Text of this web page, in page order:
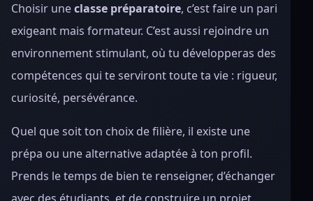
Choisir uneclasse préparatoire, c’est faire un pari
exigeant mais formateur. C’est aussi rejoindre un
environnement stimulant, où tu développeras des
compétences qui te serviront toute ta vie : rigueur,
curiosité, persévérance.
Quel que soit ton choix de filière, il existe une
prépa ou une alternative adaptée à ton profil.
Prends le temps de bien te renseigner, d’échanger